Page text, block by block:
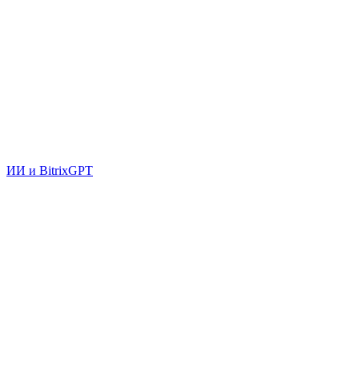
ИИ и BitrixGPT